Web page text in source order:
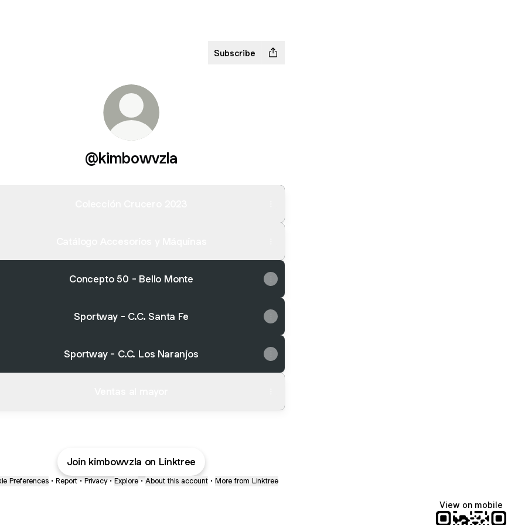
Subscribe
@kimbowvzla
Concepto 50 - Bello Monte
Sportway - C.C. Santa Fe
Sportway - C.C. Los Naranjos
Join kimbowvzla on Linktree
Preferences • Report • Privacy • Explore • About this account • More from Linktree
View on mobile